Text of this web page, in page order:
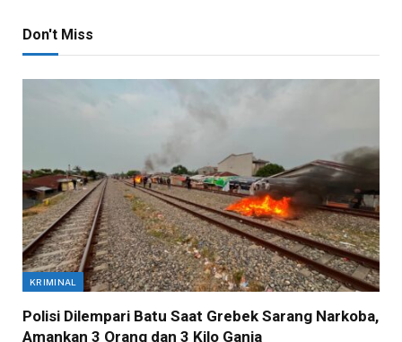
Don't Miss
KRIMINAL
Polisi Dilempari Batu Saat Grebek Sarang Narkoba,
Amankan 3 Orang dan 3 Kilo Ganja